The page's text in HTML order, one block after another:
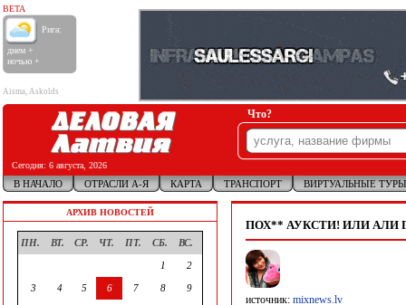
BETA
Рига:
днем +
ночью +
Aisma, Askolds
Сегодня: 6 августа, 2026
Что?
В НАЧАЛО ОТРАСЛИ А-Я КАРТА ТРАНСПОРТ ВИРТУАЛЬНЫЕ ТУРЫ
АРХИВ НОВОСТЕЙ
ПН. ВТ. СР. ЧТ. ПТ. СБ. ВС.
1 2
3 4 5 6 7 8 9
ПОХ** АУКСТИ! ИЛИ
источник: mixnews.lv